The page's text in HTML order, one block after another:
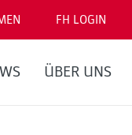
FH LOGIN
ÜBER UNS